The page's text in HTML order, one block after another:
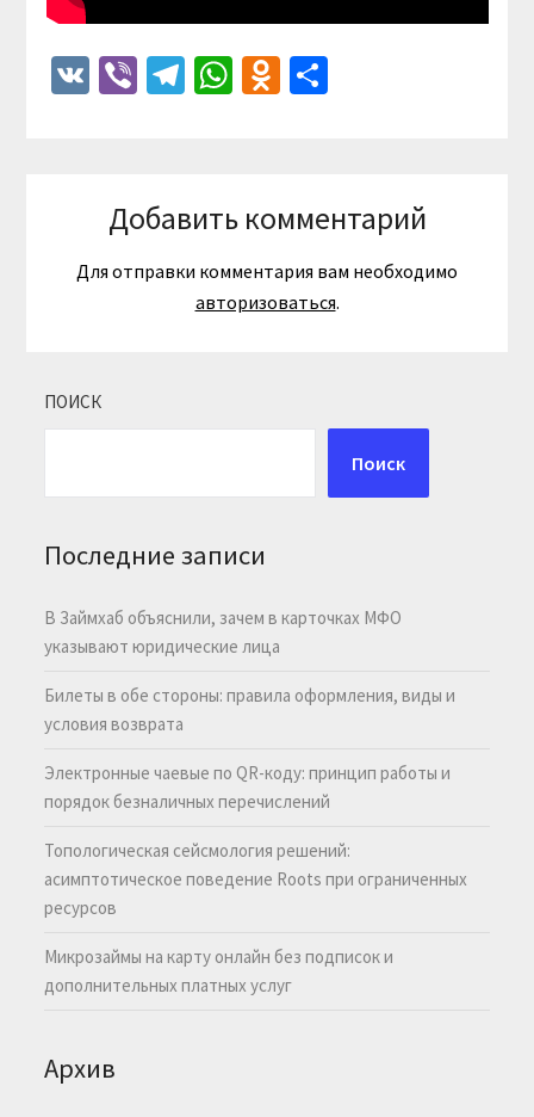
VKViberTelegram
WhatsApp
Odnoklassniki
Отправить
Добавить комментарий
Для отправки комментария вам необходимо
авторизоваться.
ПОИСК
Поиск
Последние записи
В Займхаб объяснили, зачем в карточках МФО
указывают юридические лица
Билеты в обе стороны: правила оформления, виды и
условия возврата
Электронные чаевые по QR-коду: принцип работы и
порядок безналичных перечислений
Топологическая сейсмология решений:
асимптотическое поведение Roots при ограниченных
ресурсов
Микрозаймы на карту онлайн без подписок и
дополнительных платных услуг
Архив